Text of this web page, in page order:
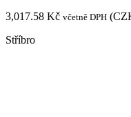
3,017.58 Kč včetně DPH (
Stříbro